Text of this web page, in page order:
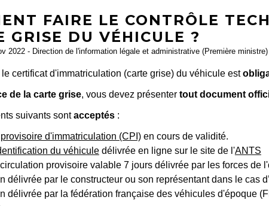
FAIRE LE CONTRÔLE
GRISE DU VÉHICULE ?
2022 - Direction de l'information légale et administrative (Première ministre)
certificat d'immatriculation (carte grise) du véhicule est
de la carte grise, vous devez présenter tout document
suivants sontacceptés:
d'immatriculation (CPI)en cours de validité.
du véhiculedélivrée en ligne sur le site de l'ANTS
provisoire valable 7 jours délivrée par les forces de
délivrée par le constructeur ou son représentant dans le cas
délivrée par la fédération française des véhicules d'époque